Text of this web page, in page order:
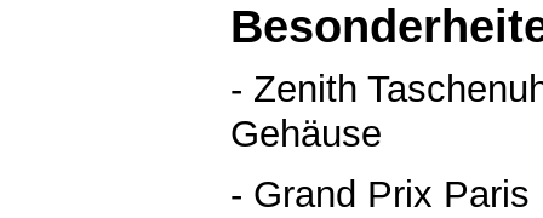
- Zenith
Gehäuse
- Grand Prix Paris